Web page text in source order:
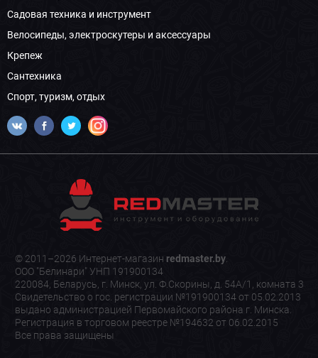
Садовая техника и инструмент
Велосипеды, электроскутеры и аксессуары
Крепеж
Сантехника
Спорт, туризм, отдых
© 2011–2026 Интернет-магазин redmaster.by.
ООО "Белинари" УНП 191900134
220084, Беларусь, г. Минск, ул. Ф.Скорины, д. 54А/1, комната 3
Свидетельство о гос. регистрации №191900134 от 05.02.2013
выдано администрацией Первомайского района г. Минска.
Регистрация в торговом реестре №194632 от 06.02.2015
Все права защищены